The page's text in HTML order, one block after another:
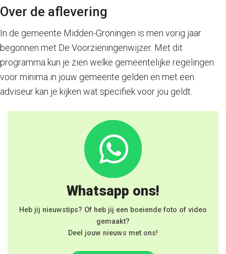
Over de aflevering
In de gemeente Midden-Groningen is men vorig jaar
begonnen met De Voorzieningenwijzer. Met dit
programma kun je zien welke gemeentelijke regelingen
voor minima in jouw gemeente gelden en met een
adviseur kan je kijken wat specifiek voor jou geldt.
Whatsapp ons!
Heb jij nieuwstips? Of heb jij een boeiende foto of video
gemaakt?
Deel jouw nieuws met ons!